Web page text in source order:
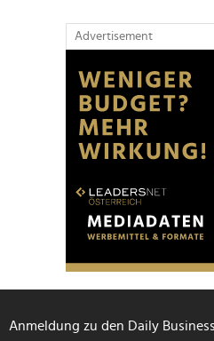
Advertisement
Anmeldung zu den Daily